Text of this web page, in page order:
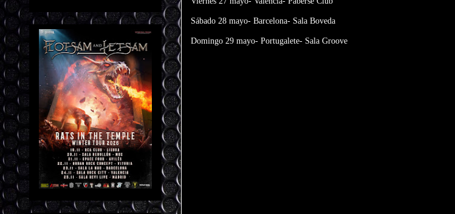
Sábado 28 mayo- Barcelona- Sala Boveda
Domingo 29 mayo- Portugalete- Sala Groove